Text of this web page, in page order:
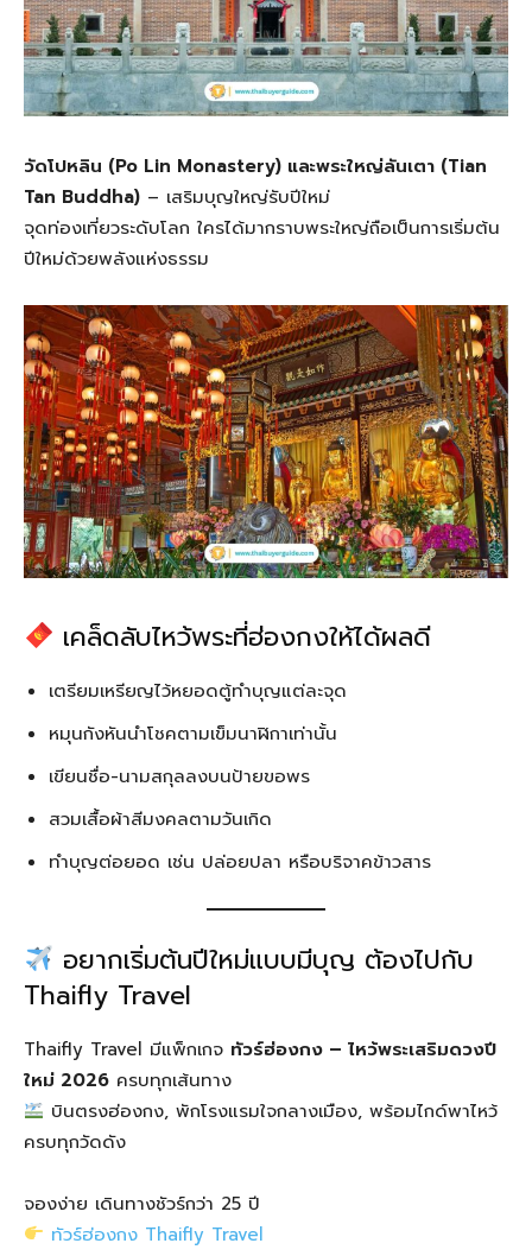
วัดโปหลิน (Po Lin Monastery) และพระใหญ่ลันเตา (Tian
Tan Buddha) – เสริมบุญใหญ่รับปีใหม่
จุดท่องเที่ยวระดับโลก ใครได้มากราบพระใหญ่ถือเป็นการเริ่มต้น
ปีใหม่ด้วยพลังแห่งธรรม
เคล็ดลับไหว้พระที่ฮ่องกงให้ได้ผลดี
เตรียมเหรียญไว้หยอดตู้ทำบุญแต่ละจุด
หมุนกังหันนำโชคตามเข็มนาฬิกาเท่านั้น
เขียนชื่อ-นามสกุลลงบนป้ายขอพร
สวมเสื้อผ้าสีมงคลตามวันเกิด
ทำบุญต่อยอด เช่น ปล่อยปลา หรือบริจาคข้าวสาร
อยากเริ่มต้นปีใหม่แบบมีบุญ ต้องไปกับ
Thaifly Travel
Thaifly Travel มีแพ็กเกจ ทัวร์ฮ่องกง – ไหว้พระเสริมดวงปี
ใหม่ 2026 ครบทุกเส้นทาง
บินตรงฮ่องกง, พักโรงแรมใจกลางเมือง, พร้อมไกด์พาไหว้
ครบทุกวัดดัง
จองง่าย เดินทางชัวร์กว่า 25 ปี
ทัวร์ฮ่องกง Thaifly Travel